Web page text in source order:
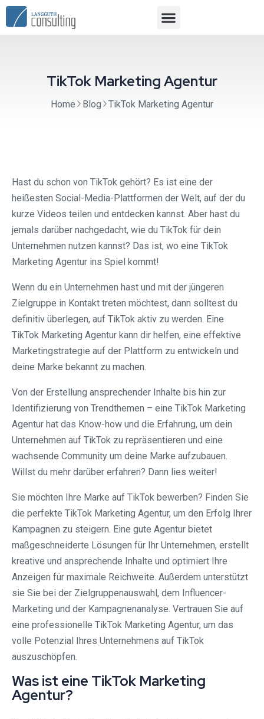
TikTok Marketing Agentur
Home Blog TikTok Marketing Agentur
Hast du schon von TikTok gehört? Es ist eine der
heißesten Social-Media-Plattformen der Welt, auf der du
kurze Videos teilen und entdecken kannst. Aber hast du
jemals darüber nachgedacht, wie du TikTok für dein
Unternehmen nutzen kannst? Das ist, wo eine TikTok
Marketing Agentur ins Spiel kommt!
Wenn du ein Unternehmen hast und mit der jüngeren
Zielgruppe in Kontakt treten möchtest, dann solltest du
definitiv überlegen, auf TikTok aktiv zu werden. Eine
TikTok Marketing Agentur kann dir helfen, eine effektive
Marketingstrategie auf der Plattform zu entwickeln und
deine Marke bekannt zu machen.
Von der Erstellung ansprechender Inhalte bis hin zur
Identifizierung von Trendthemen – eine TikTok Marketing
Agentur hat das Know-how und die Erfahrung, um dein
Unternehmen auf TikTok zu repräsentieren und eine
wachsende Community um deine Marke aufzubauen.
Willst du mehr darüber erfahren? Dann lies weiter!
Sie möchten Ihre Marke auf TikTok bewerben? Finden Sie
die perfekte TikTok Marketing Agentur, um den Erfolg Ihrer
Kampagnen zu steigern. Eine gute Agentur bietet
maßgeschneiderte Lösungen für Ihr Unternehmen, erstellt
kreative und ansprechende Inhalte und optimiert Ihre
Anzeigen für maximale Reichweite. Außerdem unterstützt
sie Sie bei der Zielgruppenauswahl, dem Influencer-
Marketing und der Kampagnenanalyse. Vertrauen Sie auf
eine professionelle TikTok Marketing Agentur, um das
volle Potenzial Ihres Unternehmens auf TikTok
auszuschöpfen.
Was ist eine TikTok Marketing
Agentur?